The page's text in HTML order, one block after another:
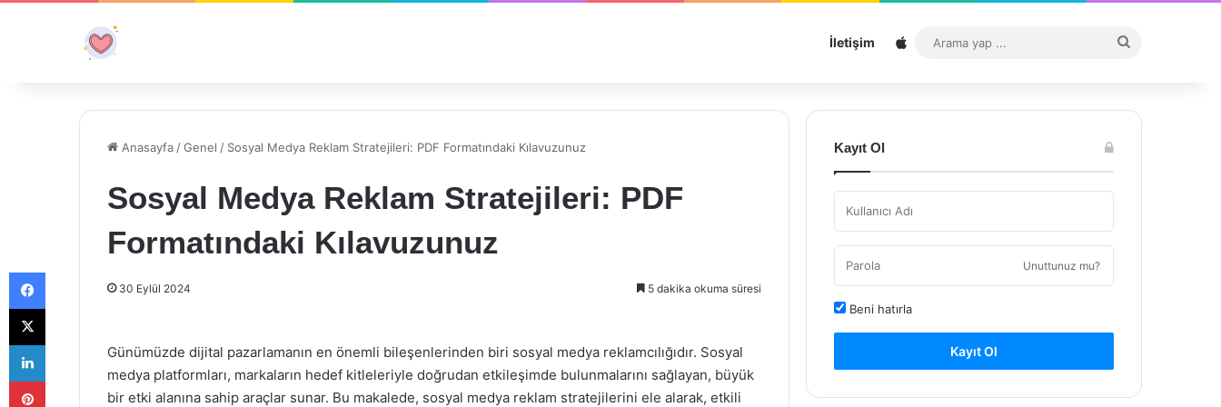
İletişim Sitemap
...
Anasayfa /Genel / Sosyal Medya Reklam Stratejileri: PDF Formatındaki Kılavuzunuz
Sosyal Medya Reklam Stratejileri: PDF
Formatındaki Kılavuzunuz
30 Eylül 2024 5 dakika okuma süresi
Günümüzde dijital pazarlamanın en önemli bileşenlerinden biri sosyal medya reklamcılığıdır. Sosyal
medya platformları, markaların hedef kitleleriyle doğrudan etkileşimde bulunmalarını sağlayan, büyük
bir etki alanına sahip araçlar sunar. Bu makalede, sosyal medya reklam stratejilerini ele alarak, etkili
Kayıt Ol
Unuttunuz mu?
Beni hatırla
Kayıt Ol
Facebook
X
LinkedIn
Pinterest